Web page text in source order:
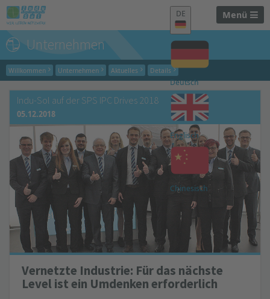
Menü
DE
Deutsch
Englisch
Chinesisch
Unternehmen
Willkommen Unternehmen Aktuelles Details
Indu-Sol auf der SPS IPC Drives 2018
05.12.2018
Vernetzte Industrie: Für das nächste
Level ist ein Umdenken erforderlich